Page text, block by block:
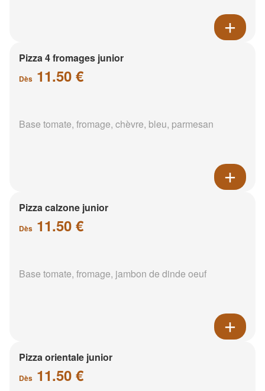
Pizza 4 fromages junior
Dès 11.50 €
Base tomate, fromage, chèvre, bleu, parmesan
Pizza calzone junior
Dès 11.50 €
Base tomate, fromage, jambon de dinde oeuf
Pizza orientale junior
Dès 11.50 €